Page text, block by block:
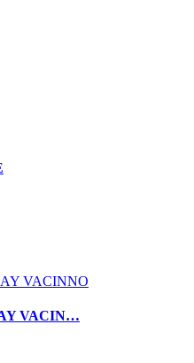
VACIN…